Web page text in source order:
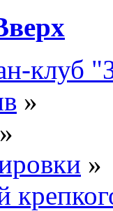
клуб
»
»
»